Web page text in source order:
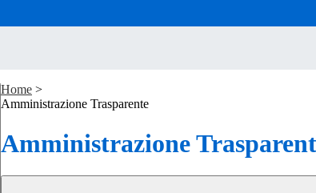
Home >
Amministrazione Trasparente
Amministrazione